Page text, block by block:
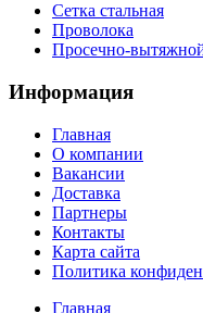
Сетка стальная
Проволока
Просечно-
Информация
Главная
О компании
Вакансии
Доставка
Партнеры
Контакты
Карта сайта
Политика
Главная